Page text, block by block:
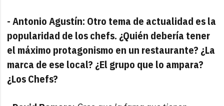
- Antonio Agustín: Otro tema de actualidad es la
popularidad de los chefs. ¿Quién debería tener
el máximo protagonismo en un restaurante? ¿La
marca de ese local? ¿El grupo que lo ampara?
¿Los Chefs?